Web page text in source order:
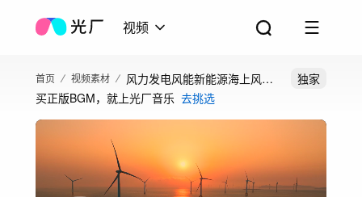
视频
首页 视频素材
风力发电风能新能源海上风车
日出日落航拍
独家
买正版BGM，就上光厂音乐 去挑选